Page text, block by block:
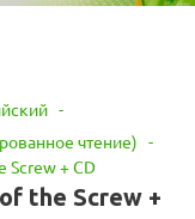
-
чтение) -
Screw + CD
the Screw +